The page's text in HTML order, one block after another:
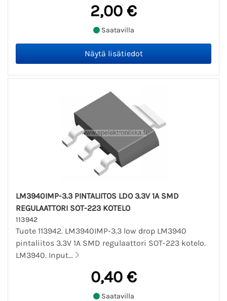
2,00 €
Saatavilla
LM3940IMP-3.3 PINTALIITOS LDO 3.3V 1A SMD
REGULAATTORI SOT-223 KOTELO
113942
Tuote 113942. LM3940IMP-3.3 low drop LM3940
pintaliitos 3.3V 1A SMD regulaattori SOT-223 kotelo.
LM3940. Input...
0,40 €
Saatavilla